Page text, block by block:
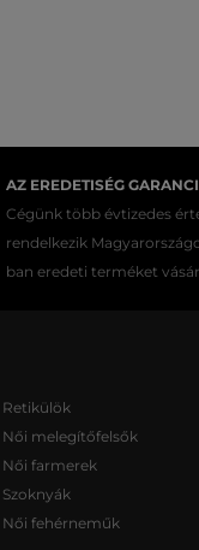
AZ EREDETISÉG
Cégünk több évtizedes
rendelkezik
ban eredeti terméket
Retikülök
Női melegítőfelsők
Női farmerek
Szoknyák
Női fehérneműk